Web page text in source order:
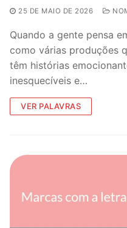
25 DE MAIO DE 2026
Quando a gente pensa
como várias produções
têm histórias
inesquecíveis e…
VER PALAVRAS